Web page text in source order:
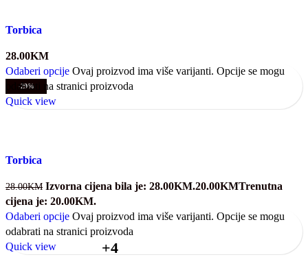
Torbica
28.00KM
Odaberi opcije Ovaj proizvod ima više varijanti. Opcije se mogu
odabrati na stranici proizvoda
Quick view
-29%
Torbica
28.00KM Izvorna cijena bila je: 28.00KM.20.00KMTrenutna
cijena je: 20.00KM.
Odaberi opcije Ovaj proizvod ima više varijanti. Opcije se mogu
odabrati na stranici proizvoda
Quick view
+4